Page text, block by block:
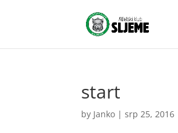
start
by Janko |srp 25, 2016